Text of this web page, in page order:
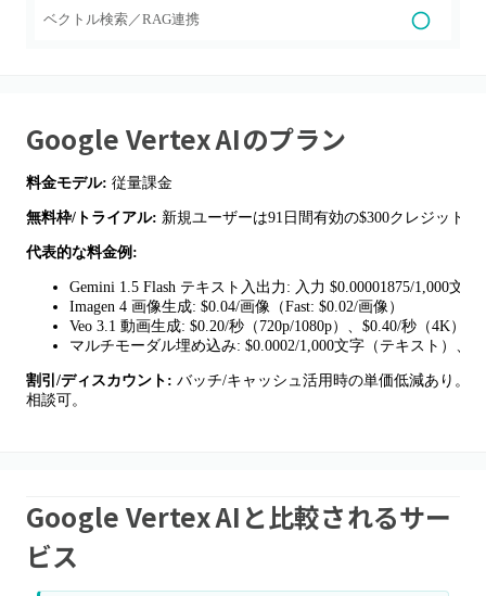
ベクトル検索／RAG連携
Google Vertex AIのプラン
料金モデル: 従量課金
無料枠/トライアル: 新規ユーザーは91日間有効の$300クレジット
代表的な料金例:
Gemini 1.5 Flash テキスト入出力: 入力 $0.00001875/1,000文字
Imagen 4 画像生成: $0.04/画像（Fast: $0.02/画像）
Veo 3.1 動画生成: $0.20/秒（720p/1080p）、$0.40/秒（4K）
マルチモーダル埋め込み: $0.0002/1,000文字（テキスト）、
割引/ディスカウント: バッチ/キャッシュ活用時の単価低減あり。
相談可。
Google Vertex AIと比較されるサー
ビス